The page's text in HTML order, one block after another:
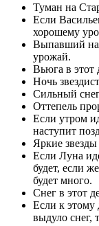
Туман на
Если
хорошему
Выпавший на
урожай.
Вьюга в этот
Ночь
Сильный
Оттепель
Если утром
наступит
Яркие
Если Луна
будет, если
будет много.
Снег в этот
Если к этому
выдуло снег,